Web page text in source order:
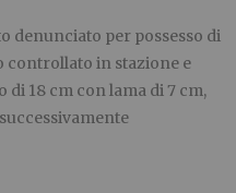
denunciato per possesso di
controllato in stazione e
18 cm con lama di 7 cm,